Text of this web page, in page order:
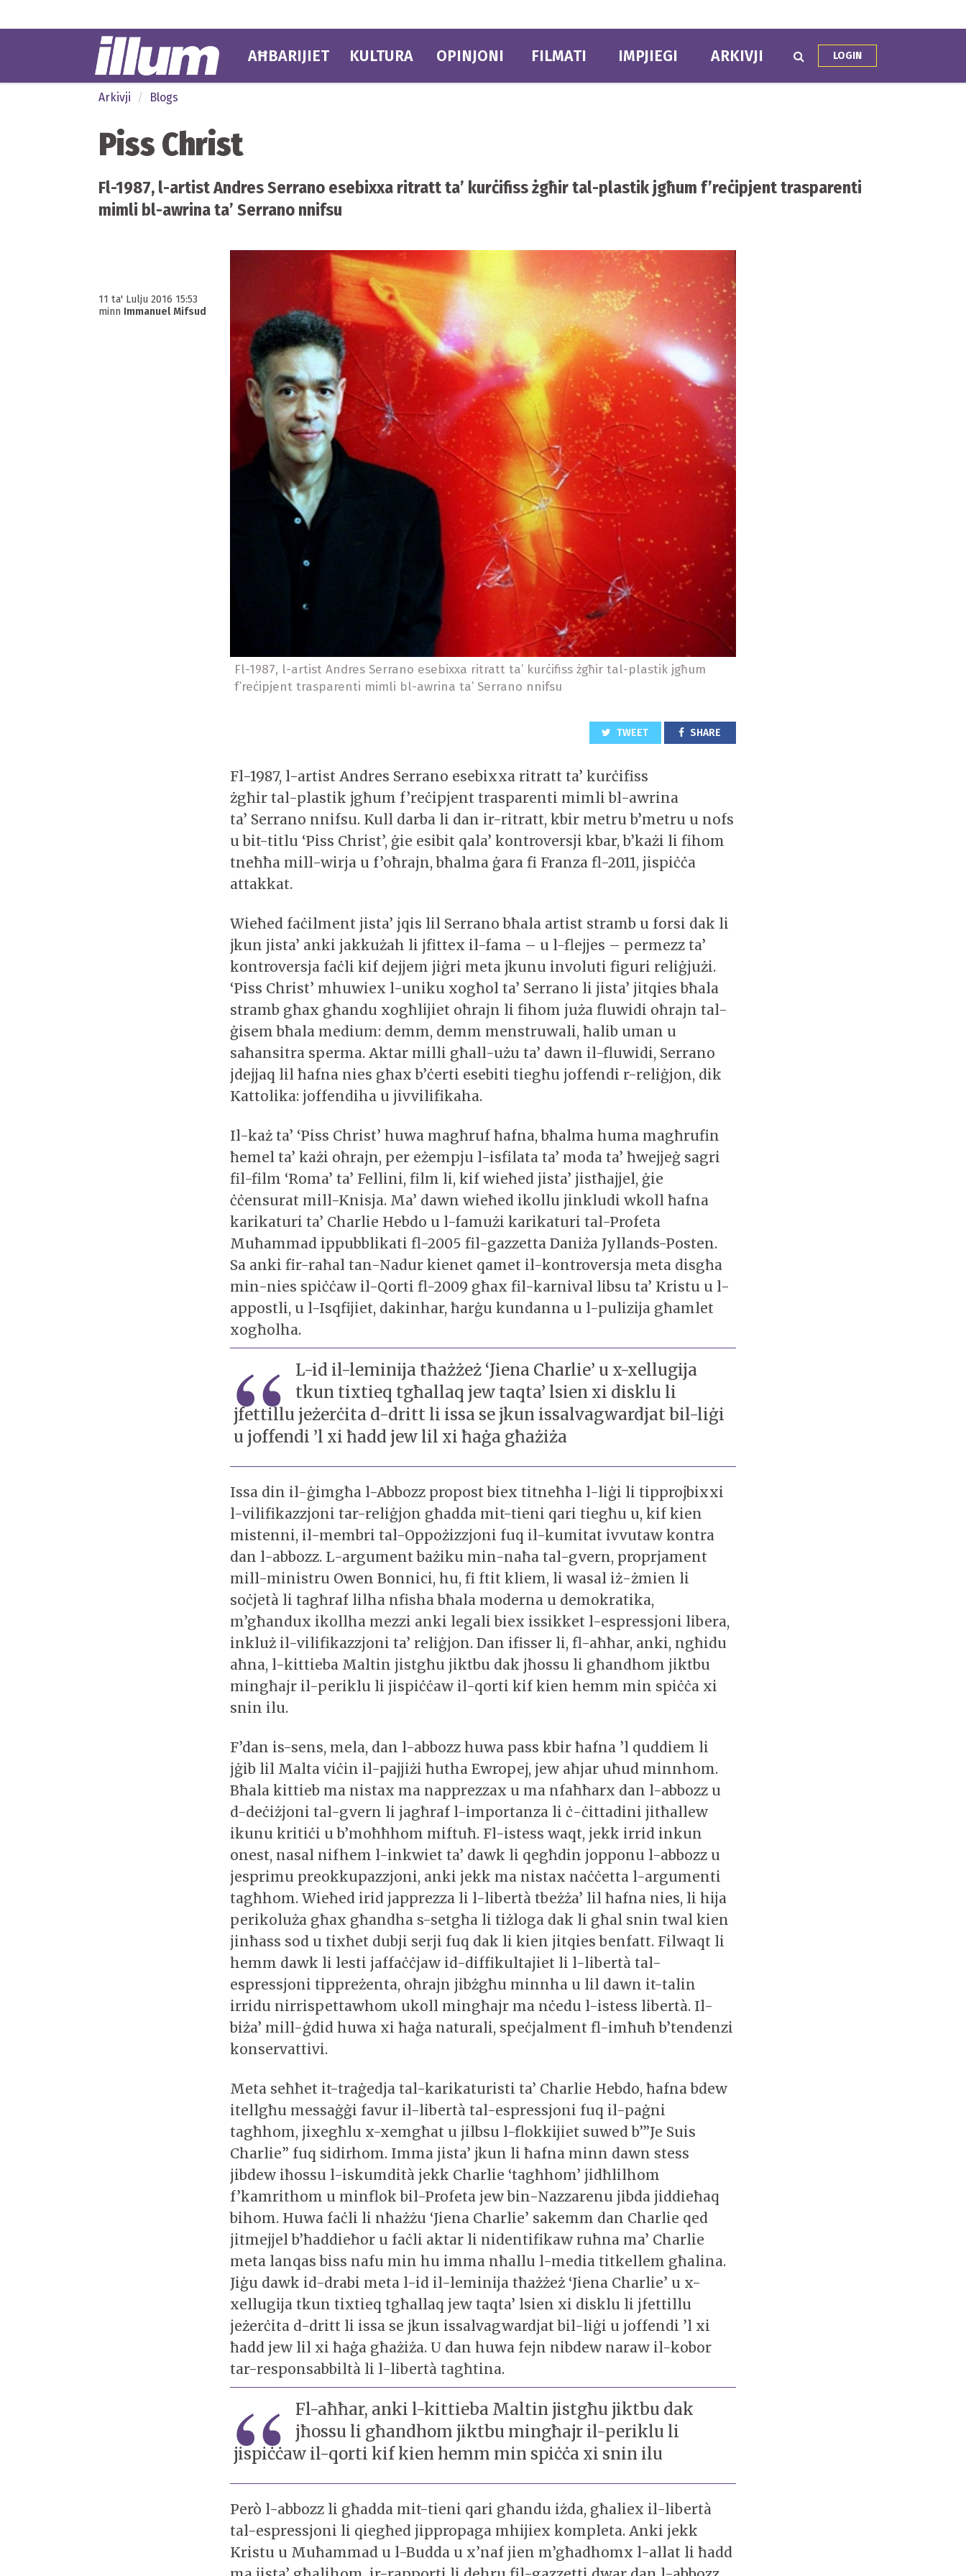
AĦBARIJIET KULTURA OPINJONI FILMATI IMPJIEGI ARKIVJI LOGIN
Arkivji Blogs
Piss Christ
Fl-1987, l-artist Andres Serrano esebixxa ritratt ta’ kurċifiss żgħir tal-plastik jgħum f’reċipjent trasparenti
mimli bl-awrina ta’ Serrano nnifsu
11 ta' Lulju 2016 15:53
minn Immanuel Mifsud
Fl-1987, l-artist Andres Serrano esebixxa ritratt ta’ kurċifiss żgħir tal-plastik jgħum
f’reċipjent trasparenti mimli bl-awrina ta’ Serrano nnifsu
TWEET SHARE
Fl-1987, l-artist Andres Serrano esebixxa ritratt ta’ kurċifiss
żgħir tal-plastik jgħum f’reċipjent trasparenti mimli bl-awrina
ta’ Serrano nnifsu. Kull darba li dan ir-ritratt, kbir metru b’metru u nofs
u bit-titlu ‘Piss Christ’, ġie esibit qala’ kontroversji kbar, b’każi li fihom
tneħħa mill-wirja u f’oħrajn, bħalma ġara fi Franza fl-2011, jispiċċa
attakkat.
Wieħed faċilment jista’ jqis lil Serrano bħala artist stramb u forsi dak li
jkun jista’ anki jakkużah li jfittex il-fama – u l-flejjes – permezz ta’
kontroversja faċli kif dejjem jiġri meta jkunu involuti figuri reliġjużi.
‘Piss Christ’ mhuwiex l-uniku xogħol ta’ Serrano li jista’ jitqies bħala
stramb għax għandu xogħlijiet oħrajn li fihom juża fluwidi oħrajn tal-
ġisem bħala medium: demm, demm menstruwali, ħalib uman u
saħansitra sperma. Aktar milli għall-użu ta’ dawn il-fluwidi, Serrano
jdejjaq lil ħafna nies għax b’ċerti esebiti tiegħu joffendi r-reliġjon, dik
Kattolika: joffendiha u jivvilifikaha.
Il-każ ta’ ‘Piss Christ’ huwa magħruf ħafna, bħalma huma magħrufin
ħemel ta’ każi oħrajn, per eżempju l-isfilata ta’ moda ta’ ħwejjeġ sagri
fil-film ‘Roma’ ta’ Fellini, film li, kif wieħed jista’ jistħajjel, ġie
ċċensurat mill-Knisja. Ma’ dawn wieħed ikollu jinkludi wkoll ħafna
karikaturi ta’ Charlie Hebdo u l-famużi karikaturi tal-Profeta
Muħammad ippubblikati fl-2005 fil-gazzetta Daniża Jyllands-Posten.
Sa anki fir-raħal tan-Nadur kienet qamet il-kontroversja meta disgħa
min-nies spiċċaw il-Qorti fl-2009 għax fil-karnival libsu ta’ Kristu u l-
appostli, u l-Isqfijiet, dakinhar, ħarġu kundanna u l-pulizija għamlet
xogħolha.
L-id il-leminija tħażżeż ‘Jiena Charlie’ u x-xellugija
tkun tixtieq tgħallaq jew taqta’ lsien xi disklu li
jfettillu jeżerċita d-dritt li issa se jkun issalvagwardjat bil-liġi
u joffendi ’l xi ħadd jew lil xi ħaġa għażiża
Issa din il-ġimgħa l-Abbozz propost biex titneħħa l-liġi li tipprojbixxi
l-vilifikazzjoni tar-reliġjon għadda mit-tieni qari tiegħu u, kif kien
mistenni, il-membri tal-Oppożizzjoni fuq il-kumitat ivvutaw kontra
dan l-abbozz. L-argument bażiku min-naħa tal-gvern, proprjament
mill-ministru Owen Bonnici, hu, fi ftit kliem, li wasal iż-żmien li
soċjetà li tagħraf lilha nfisha bħala moderna u demokratika,
m’għandux ikollha mezzi anki legali biex issikket l-espressjoni libera,
inkluż il-vilifikazzjoni ta’ reliġjon. Dan ifisser li, fl-aħħar, anki, ngħidu
aħna, l-kittieba Maltin jistgħu jiktbu dak jħossu li għandhom jiktbu
mingħajr il-periklu li jispiċċaw il-qorti kif kien hemm min spiċċa xi
snin ilu.
F’dan is-sens, mela, dan l-abbozz huwa pass kbir ħafna ’l quddiem li
jġib lil Malta viċin il-pajjiżi ħutha Ewropej, jew aħjar uħud minnhom.
Bħala kittieb ma nistax ma napprezzax u ma nfaħħarx dan l-abbozz u
d-deċiżjoni tal-gvern li jagħraf l-importanza li ċ-ċittadini jitħallew
ikunu kritiċi u b’moħħhom miftuħ. Fl-istess waqt, jekk irrid inkun
onest, nasal nifhem l-inkwiet ta’ dawk li qegħdin jopponu l-abbozz u
jesprimu preokkupazzjoni, anki jekk ma nistax naċċetta l-argumenti
tagħhom. Wieħed irid japprezza li l-libertà tbeżża’ lil ħafna nies, li hija
perikoluża għax għandha s-setgħa li tiżloga dak li għal snin twal kien
jinħass sod u tixħet dubji serji fuq dak li kien jitqies benfatt. Filwaqt li
hemm dawk li lesti jaffaċċjaw id-diffikultajiet li l-libertà tal-
espressjoni tippreżenta, oħrajn jibżgħu minnha u lil dawn it-talin
irridu nirrispettawhom ukoll mingħajr ma nċedu l-istess libertà. Il-
biża’ mill-ġdid huwa xi ħaġa naturali, speċjalment fl-imħuħ b’tendenzi
konservattivi.
Meta seħħet it-traġedja tal-karikaturisti ta’ Charlie Hebdo, ħafna bdew
itellgħu messaġġi favur il-libertà tal-espressjoni fuq il-paġni
tagħhom, jixegħlu x-xemgħat u jilbsu l-flokkijiet suwed b’”Je Suis
Charlie” fuq sidirhom. Imma jista’ jkun li ħafna minn dawn stess
jibdew iħossu l-iskumdità jekk Charlie ‘tagħhom’ jidħlilhom
f’kamrithom u minflok bil-Profeta jew bin-Nazzarenu jibda jiddieħaq
bihom. Huwa faċli li nħażżu ‘Jiena Charlie’ sakemm dan Charlie qed
jitmejjel b’ħaddieħor u faċli aktar li nidentifikaw ruħna ma’ Charlie
meta lanqas biss nafu min hu imma nħallu l-media titkellem għalina.
Jiġu dawk id-drabi meta l-id il-leminija tħażżeż ‘Jiena Charlie’ u x-
xellugija tkun tixtieq tgħallaq jew taqta’ lsien xi disklu li jfettillu
jeżerċita d-dritt li issa se jkun issalvagwardjat bil-liġi u joffendi ’l xi
ħadd jew lil xi ħaġa għażiża. U dan huwa fejn nibdew naraw il-kobor
tar-responsabbiltà li l-libertà tagħtina.
Fl-aħħar, anki l-kittieba Maltin jistgħu jiktbu dak
jħossu li għandhom jiktbu mingħajr il-periklu li
jispiċċaw il-qorti kif kien hemm min spiċċa xi snin ilu
Però l-abbozz li għadda mit-tieni qari għandu iżda, għaliex il-libertà
tal-espressjoni li qiegħed jippropaga mhijiex kompleta. Anki jekk
Kristu u Muħammad u l-Budda u x’naf jien m’għadhomx l-allat li ħadd